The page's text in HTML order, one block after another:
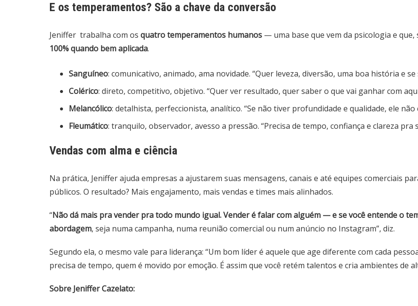
E os temperamentos? São a chave da conversão
Jeniffer trabalha com os quatro temperamentos humanos — uma base que vem da psicologia e que,
100% quando bem aplicada.
Sanguíneo: comunicativo, animado, ama novidade. “Quer leveza, diversão, uma boa história e
Colérico: direto, competitivo, objetivo. “Quer ver resultado, quer saber o que vai ganhar com
Melancólico: detalhista, perfeccionista, analítico. “Se não tiver profundidade e qualidade, ele não
Fleumático: tranquilo, observador, avesso a pressão. “Precisa de tempo, confiança e clareza pra
Vendas com alma e ciência
Na prática, Jeniffer ajuda empresas a ajustarem suas mensagens, canais e até equipes comerciais
públicos. O resultado? Mais engajamento, mais vendas e times mais alinhados.
“Não dá mais pra vender pra todo mundo igual. Vender é falar com alguém — e se você entende o
abordagem, seja numa campanha, numa reunião comercial ou num anúncio no Instagram”, diz.
Segundo ela, o mesmo vale para liderança: “Um bom líder é aquele que age diferente com cada
precisa de tempo, quem é movido por emoção. É assim que você retém talentos e cria ambientes de
Sobre Jeniffer Cazelato: